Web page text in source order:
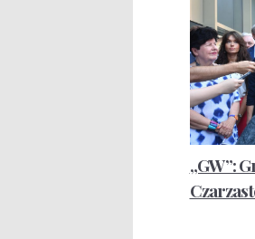
„GW”: